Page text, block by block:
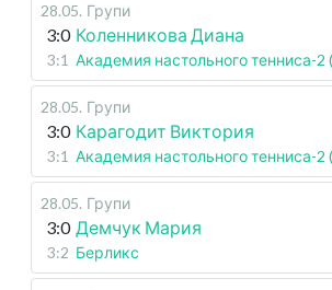
28.05. Групи
3:0 Коленникова Диана
3:1 Академия настольного тенниса-2
28.05. Групи
3:0 Карагодит Виктория
3:1 Академия настольного тенниса-2
28.05. Групи
3:0 Демчук Мария
3:2 Берликс